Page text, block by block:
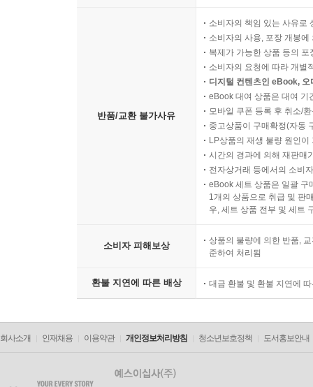
반품/교환 불가사유
소비자의 책임 있는 사유로
소비자의 사용, 포장 개봉
복제가 가능한 상품 등의
소비자의 요청에 따라 개별
디지털 컨텐츠인 eBook,
eBook 대여 상품은 대여 기
모바일 쿠폰 등록 후 취소/
중고상품이 구매확정(자동
LP상품의 재생 불량 원인
시간의 경과에 의해 재판매
전자상거래 등에서의 소비
eBook 세트 상품은 일괄 구
1개의 상품으로 취급 및 판
우, 세트 상품 전부 및 세트
소비자 피해보상
상품의 불량에 의한 반품,
준하여 처리됨
환불 지연에 따른 배상 대금 환불 및 환불 지연에
회사소개 인재채용 이용약관 개인정보처리방침 청소년보호정책 도서홍보안내